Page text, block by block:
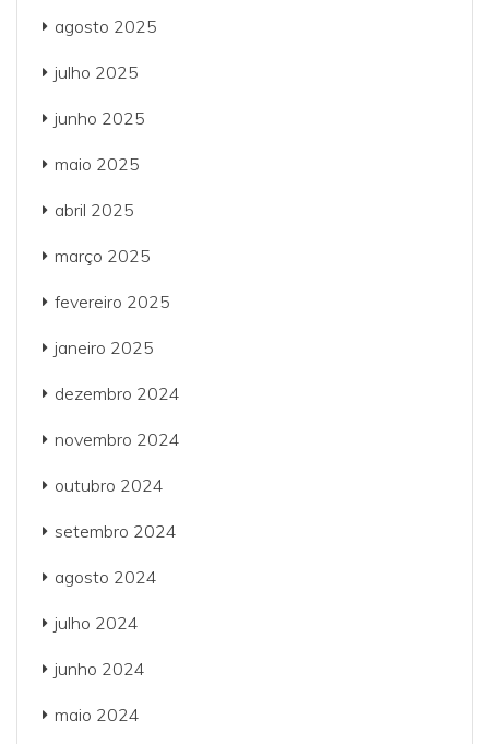
agosto 2025
julho 2025
junho 2025
maio 2025
abril 2025
março 2025
fevereiro 2025
janeiro 2025
dezembro 2024
novembro 2024
outubro 2024
setembro 2024
agosto 2024
julho 2024
junho 2024
maio 2024